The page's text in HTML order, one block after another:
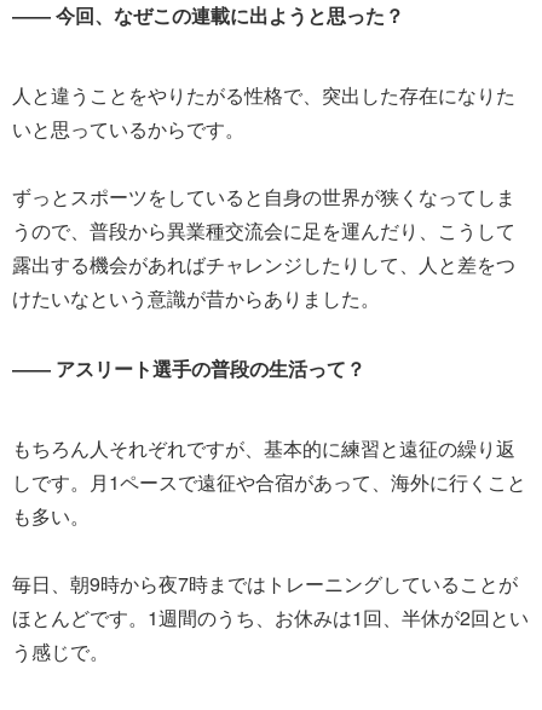
―― 今回、なぜこの連載に出ようと思った？
人と違うことをやりたがる性格で、突出した存在になりた
いと思っているからです。
ずっとスポーツをしていると自身の世界が狭くなってしま
うので、普段から異業種交流会に足を運んだり、こうして
露出する機会があればチャレンジしたりして、人と差をつ
けたいなという意識が昔からありました。
―― アスリート選手の普段の生活って？
もちろん人それぞれですが、基本的に練習と遠征の繰り返
しです。月1ペースで遠征や合宿があって、海外に行くこと
も多い。
毎日、朝9時から夜7時まではトレーニングしていることが
ほとんどです。1週間のうち、お休みは1回、半休が2回とい
う感じで。